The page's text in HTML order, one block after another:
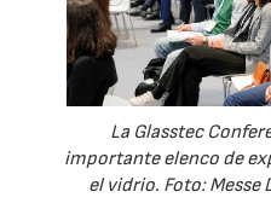
La Glasstec
importante elenco de
el vidrio. Foto: